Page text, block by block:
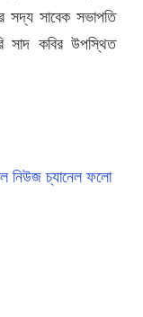
সদ্য সাবেক সভাপতি
সাদ কবির উপস্থিত
চ্যানেল ফলো